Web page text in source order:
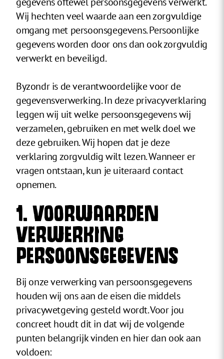
Wij hechten veel waarde aan een zorgvuldige
omgang met persoonsgegevens. Persoonlijke
gegevens worden door ons dan ook zorgvuldig
verwerkt en beveiligd.
Byzondr is de verantwoordelijke voor de
gegevensverwerking. In deze privacyverklaring
leggen wij uit welke persoonsgegevens wij
verzamelen, gebruiken en met welk doel we
deze gebruiken. Wij hopen dat je deze
verklaring zorgvuldig wilt lezen. Wanneer er
vragen ontstaan, kun je uiteraard contact
opnemen.
1. VOORWAARDEN
VERWERKING
PERSOONSGEGEVENS
Bij onze verwerking van persoonsgegevens
houden wij ons aan de eisen die middels
privacywetgeving gesteld wordt. Voor jou
concreet houdt dit in dat wij de volgende
punten belangrijk vinden en hier dan ook aan
voldoen: